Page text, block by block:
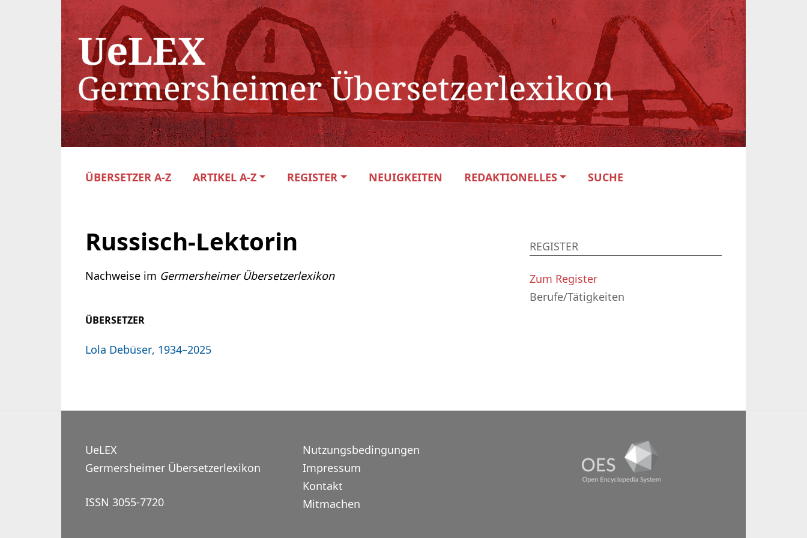
ÜBERSETZER A-Z ARTIKEL A-Z REGISTER NEUIGKEITEN REDAKTIONELLES SUCHE
Russisch-Lektorin
Nachweise im Germersheimer Übersetzerlexikon
ÜBERSETZER
Lola Debüser, 1934–2025
REGISTER
Zum Register
Berufe/Tätigkeiten
UeLEX
Germersheimer Übersetzerlexikon
ISSN 3055-7720
Nutzungsbedingungen
Impressum
Kontakt
Mitmachen